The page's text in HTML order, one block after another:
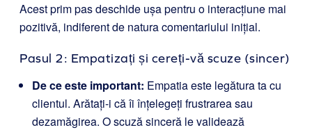
Acest prim pas deschide ușa pentru o interacțiune mai
pozitivă, indiferent de natura comentariului inițial.
Pasul 2: Empatizați și cereți-vă scuze (sincer)
De ce este important: Empatia este legătura ta cu
clientul. Arătați-i că îi înțelegeți frustrarea sau
dezamăgirea. O scuză sinceră le validează